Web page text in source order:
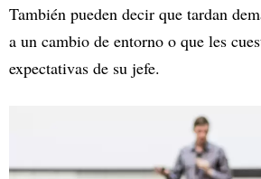
También pueden decir que tardan
a un cambio de entorno o que les
expectativas de su jefe.